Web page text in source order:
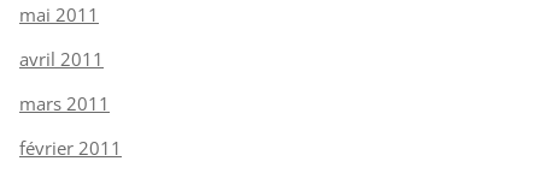
mai 2011
avril 2011
mars 2011
février 2011